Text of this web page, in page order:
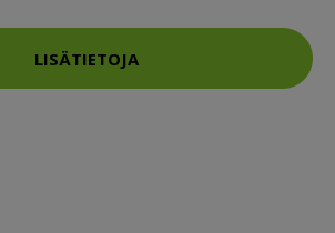
LISÄTIETOJA